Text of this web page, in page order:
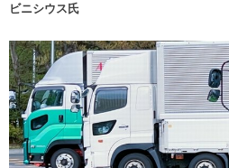
ビニシウス氏